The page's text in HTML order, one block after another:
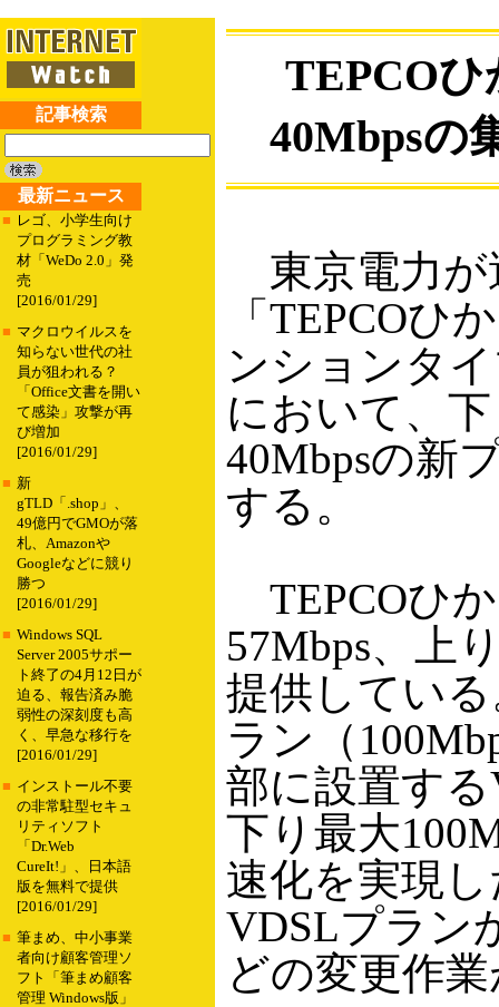
記事検索
最新ニュース
■ レゴ、小学生向け
プログラミング教
材「WeDo 2.0」発
売
[2016/01/29]
■ マクロウイルスを
知らない世代の社
員が狙われる？
「Office文書を開い
て感染」攻撃が再
び増加
[2016/01/29]
■ 新
gTLD「.shop」、
49億円でGMOが落
札、Amazonや
Googleなどに競り
勝つ
[2016/01/29]
■ Windows SQL
Server 2005サポー
ト終了の4月12日が
迫る、報告済み脆
弱性の深刻度も高
く、早急な移行を
[2016/01/29]
■ インストール不要
の非常駐型セキュ
リティソフト
「Dr.Web
CureIt!」、日本語
版を無料で提供
[2016/01/29]
■ 筆まめ、中小事業
者向け顧客管理ソ
フト「筆まめ顧客
管理 Windows版」
TEPCOひ
40Mbpsの
東京電力が
「TEPCOひ
ンションタ
において、
40Mbpsの新
する。
TEPCOひ
57Mbps、上
提供してい
ラン（
部に設置す
下り最大
速化を実現
VDSLプラン
どの変更作